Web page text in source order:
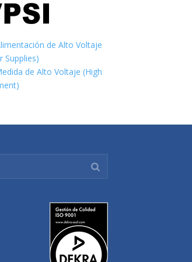
de Alto Voltaje
Supplies)
de Alto Voltaje (High